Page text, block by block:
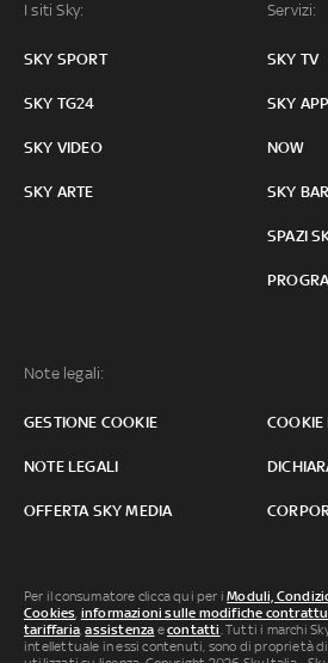
I siti Sky:
SKY SPORT
SKY TG24
SKY VIDEO
SKY ARTE
Servizi:
SKY TV
SKY
NOW
SKY BAR
SPAZI
Note legali:
GESTIONE COOKIE COOKIE
NOTE LEGALI
OFFERTA SKY MEDIA
Per il consumatore clicca qui per iModuli,
Cookies, informazioni sulle modifiche
tariffaria,assistenza econtatti. Tutti i marchi
intellettuale in essi contenuti, sono di proprietà